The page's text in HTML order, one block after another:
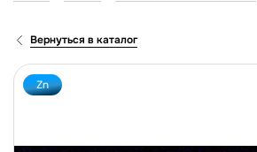
Вернуться в каталог
Zn